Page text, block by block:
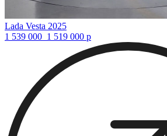
Lada Vesta 2025
1 539 000 1 519 000 р